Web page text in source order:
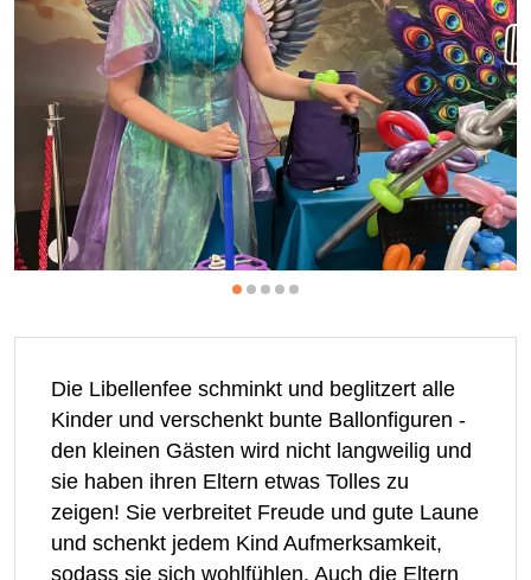
Die Libellenfee schminkt und beglitzert alle
Kinder und verschenkt bunte Ballonfiguren -
den kleinen Gästen wird nicht langweilig und
sie haben ihren Eltern etwas Tolles zu
zeigen! Sie verbreitet Freude und gute Laune
und schenkt jedem Kind Aufmerksamkeit,
sodass sie sich wohlfühlen. Auch die Eltern